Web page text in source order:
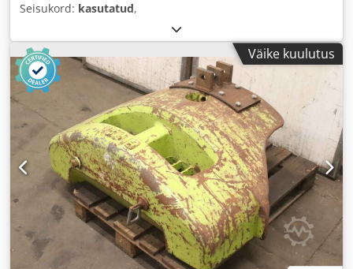
Seisukord: kasutatud,
Väike kuulutus